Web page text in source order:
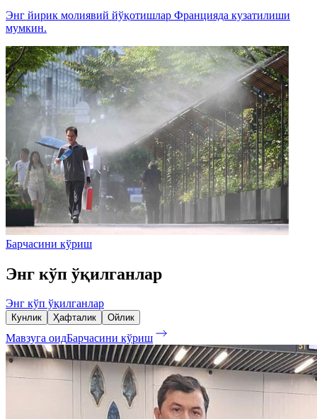
Энг йирик молиявий йўқотишлар Францияда кузатилиши
мумкин.
Барчасини кўриш
Энг кўп ўқилганлар
Энг кўп ўқилганлар
Кунлик Ҳафталик Ойлик
Мавзуга оидБарчасини кўриш